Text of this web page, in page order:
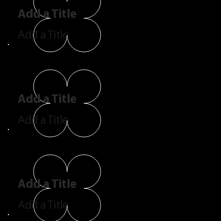
Add a Title
Add a Title
Add a Title
Add a Title
Add a Title
Add a Title